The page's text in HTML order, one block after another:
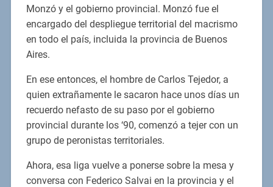
Monzó y el gobierno provincial. Monzó fue el
encargado del despliegue territorial del macrismo
en todo el país, incluida la provincia de Buenos
Aires.
En ese entonces, el hombre de Carlos Tejedor, a
quien extrañamente le sacaron hace unos días un
recuerdo nefasto de su paso por el gobierno
provincial durante los ‘90, comenzó a tejer con un
grupo de peronistas territoriales.
Ahora, esa liga vuelve a ponerse sobre la mesa y
conversa con Federico Salvai en la provincia y el